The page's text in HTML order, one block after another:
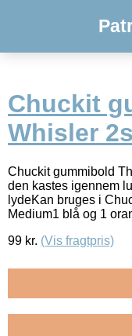
Chuckit
Whisler
Chuckit gummibold
den kastes igennem
lydeKan bruges i
Medium1 blå og 1
99 kr. (Vis fragtpris)